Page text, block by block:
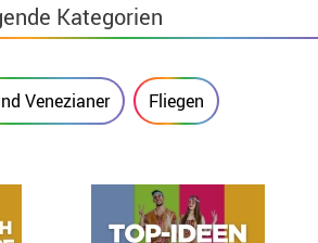
Kategorien
Venezianer Fliegen